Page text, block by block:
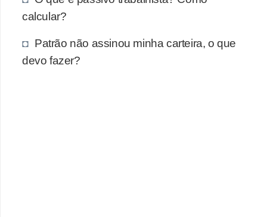
calcular?
Patrão não assinou minha carteira, o que
devo fazer?